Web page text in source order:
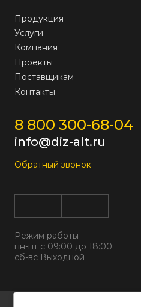
Продукция
Услуги
Компания
Проекты
Поставщикам
Контакты
8 800 300-68-04
info@diz-alt.ru
Обратный звонок
Режим работы
пн-пт с 09:00 до 18:00
сб-вс Выходной